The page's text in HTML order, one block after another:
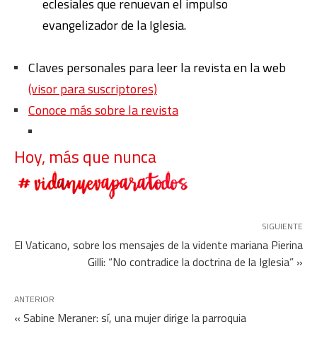
eclesiales que renuevan el impulso
evangelizador de la Iglesia.
Claves personales para leer la revista en la web
(visor para suscriptores)
Conoce más sobre la revista
Hoy, más que nunca
SIGUIENTE
El Vaticano, sobre los mensajes de la vidente mariana Pierina
Gilli: “No contradice la doctrina de la Iglesia” »
ANTERIOR
« Sabine Meraner: sí, una mujer dirige la parroquia